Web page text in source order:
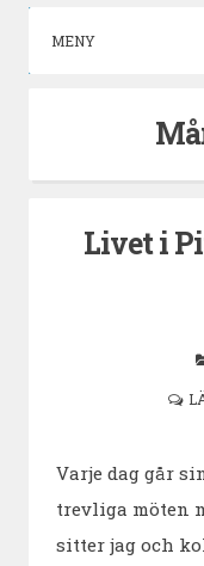
MENY
Livet i
Varje dag går
trevliga möten
sitter jag och